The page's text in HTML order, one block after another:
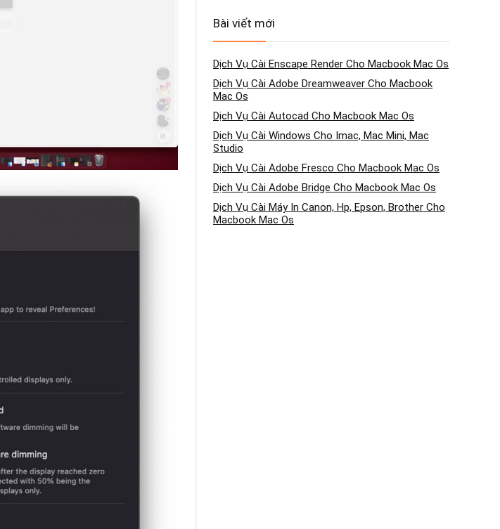
Bài viết mới
Dịch Vụ Cài Enscape Render Cho Macbook Mac Os
Dịch Vụ Cài Adobe Dreamweaver Cho Macbook
Mac Os
Dịch Vụ Cài Autocad Cho Macbook Mac Os
Dịch Vụ Cài Windows Cho Imac, Mac Mini, Mac
Studio
Dịch Vụ Cài Adobe Fresco Cho Macbook Mac Os
Dịch Vụ Cài Adobe Bridge Cho Macbook Mac Os
Dịch Vụ Cài Máy In Canon, Hp, Epson, Brother Cho
Macbook Mac Os